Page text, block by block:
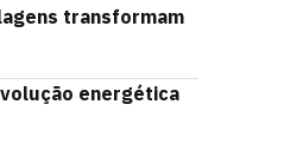
transformam
energética